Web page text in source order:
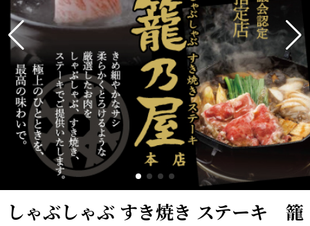
しゃぶしゃぶ すき焼き ステーキ 籠